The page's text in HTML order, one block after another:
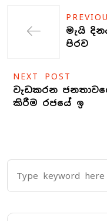
මැයි
පිරව
NEXT POST
වැඩකරන
කිරීම රජයේ ඉ